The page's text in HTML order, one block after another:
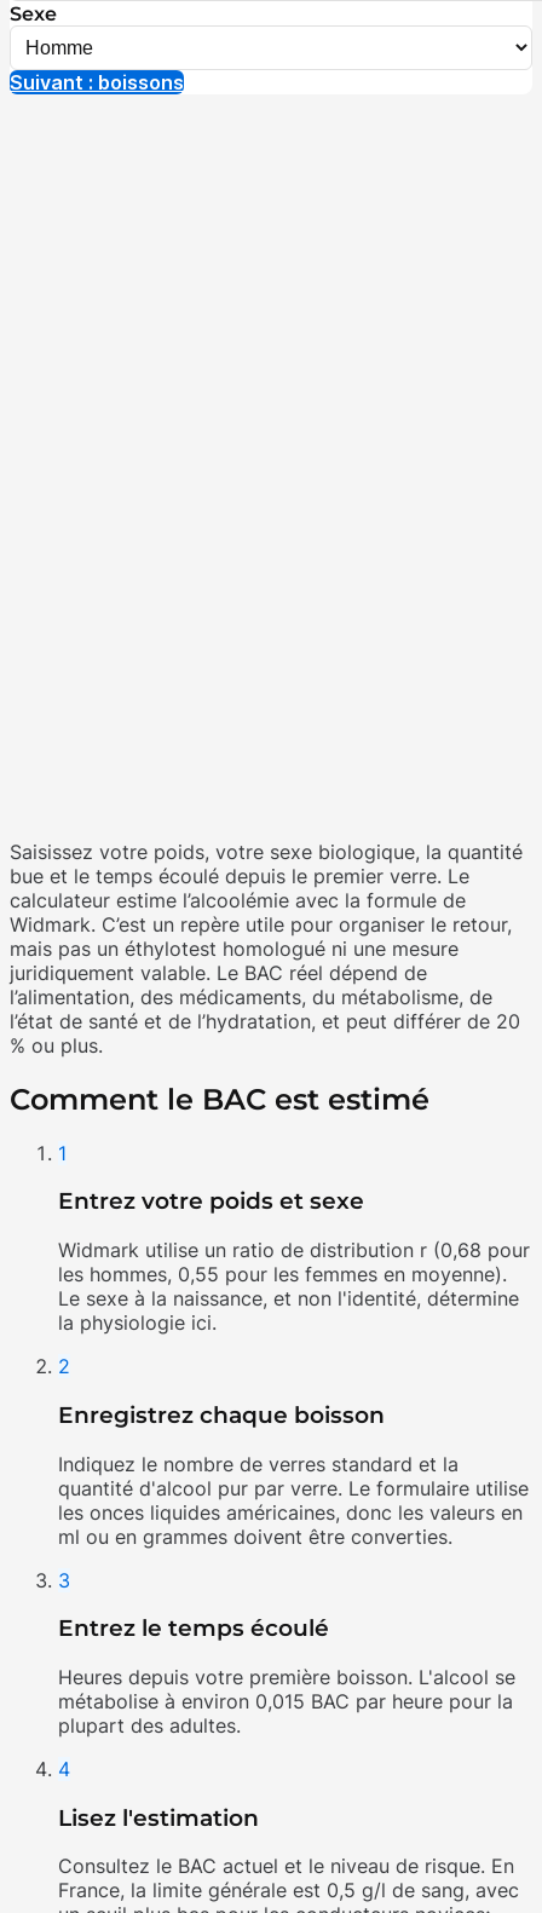
Sexe
Suivant : boissons
Saisissez votre poids, votre sexe biologique, la quantité
bue et le temps écoulé depuis le premier verre. Le
calculateur estime l’alcoolémie avec la formule de
Widmark. C’est un repère utile pour organiser le retour,
mais pas un éthylotest homologué ni une mesure
juridiquement valable. Le BAC réel dépend de
l’alimentation, des médicaments, du métabolisme, de
l’état de santé et de l’hydratation, et peut différer de 20
% ou plus.
Comment le BAC est estimé
1
Entrez votre poids et sexe
Widmark utilise un ratio de distribution r (0,68 pour
les hommes, 0,55 pour les femmes en moyenne).
Le sexe à la naissance, et non l'identité, détermine
la physiologie ici.
2
Enregistrez chaque boisson
Indiquez le nombre de verres standard et la
quantité d'alcool pur par verre. Le formulaire utilise
les onces liquides américaines, donc les valeurs en
ml ou en grammes doivent être converties.
3
Entrez le temps écoulé
Heures depuis votre première boisson. L'alcool se
métabolise à environ 0,015 BAC par heure pour la
plupart des adultes.
4
Lisez l'estimation
Consultez le BAC actuel et le niveau de risque. En
France, la limite générale est 0,5 g/l de sang, avec